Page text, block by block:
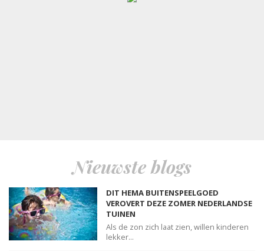
Nieuwste blogs
DIT HEMA BUITENSPEELGOED
VEROVERT DEZE ZOMER NEDERLANDSE
TUINEN
Als de zon zich laat zien, willen kinderen
lekker...